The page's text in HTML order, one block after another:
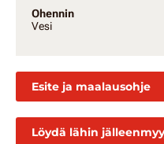
Ohennin
Vesi
Esite ja maalausohje
Löydä lähin